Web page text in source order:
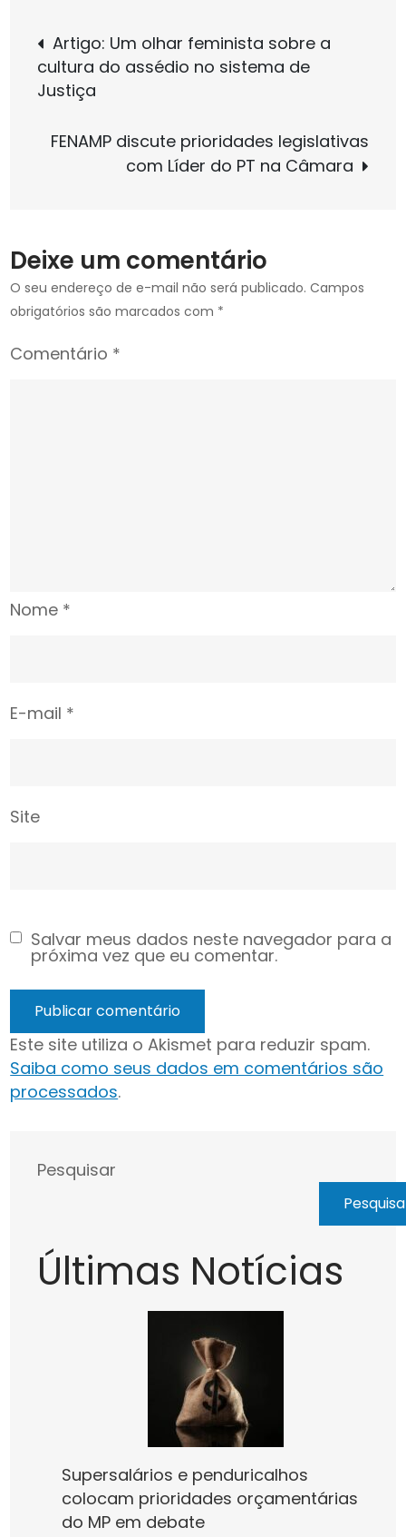
aprova
com
inclusão
Navegação
de
Post
Artigo: Um olhar feminista sobre a
cultura do assédio no sistema de
Justiça
FENAMP discute prioridades legislativas
com Líder do PT na Câmara
Deixe um comentário
O seu endereço de e-mail não será publicado. Campos
obrigatórios são marcados com *
Comentário *
Nome *
E-mail *
Site
Salvar meus dados neste navegador para a
próxima vez que eu comentar.
Este site utiliza o Akismet para reduzir spam.
Saiba como seus dados em comentários são
processados.
Pesquisar
Últimas Notícias
Supersalários e penduricalhos
colocam prioridades orçamentárias
do MP em debate